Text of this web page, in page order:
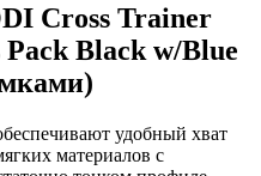
Cross Trainer
Black w/Blue
удобный хват
материалов с